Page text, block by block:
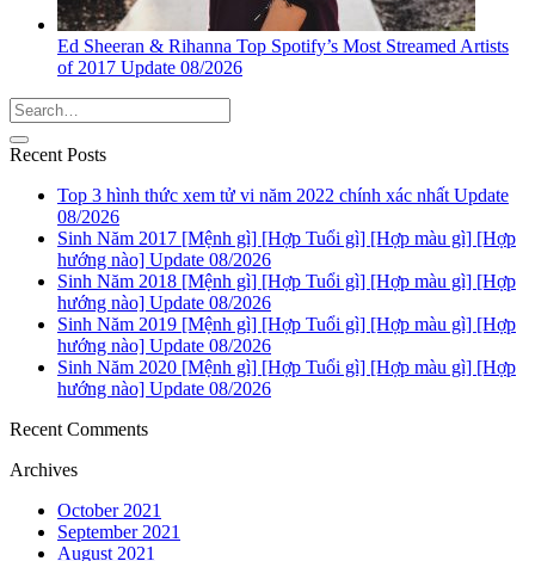
Ed Sheeran & Rihanna Top Spotify’s Most Streamed Artists
of 2017 Update 08/2026
Recent Posts
Top 3 hình thức xem tử vi năm 2022 chính xác nhất Update
08/2026
Sinh Năm 2017 [Mệnh gì] [Hợp Tuổi gì] [Hợp màu gì] [Hợp
hướng nào] Update 08/2026
Sinh Năm 2018 [Mệnh gì] [Hợp Tuổi gì] [Hợp màu gì] [Hợp
hướng nào] Update 08/2026
Sinh Năm 2019 [Mệnh gì] [Hợp Tuổi gì] [Hợp màu gì] [Hợp
hướng nào] Update 08/2026
Sinh Năm 2020 [Mệnh gì] [Hợp Tuổi gì] [Hợp màu gì] [Hợp
hướng nào] Update 08/2026
Recent Comments
Archives
October 2021
September 2021
August 2021